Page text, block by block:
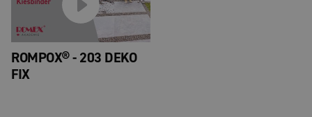
ROMPOX® - 203 DEKO
FIX